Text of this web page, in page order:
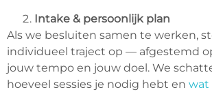
Intake & persoonlijk plan
Als we besluiten samen te werken,
individueel traject op — afgestemd
jouw tempo en jouw doel. We
hoeveel sessies je nodig hebt en wat